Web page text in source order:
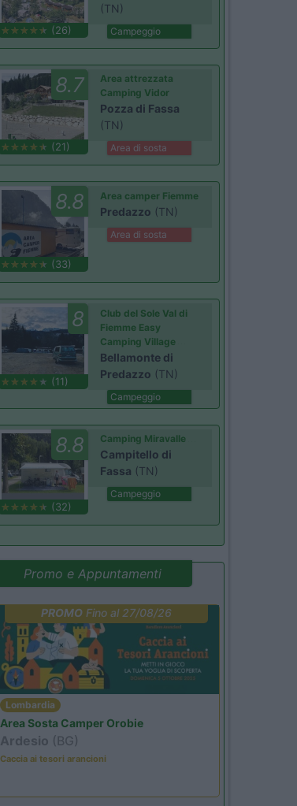
(26)
(TN)
Campeggio
8.7
(21)
Area attrezzata
Camping Vidor
Pozza di Fassa
(TN)
Area di sosta
8.8
(33)
Area camper Fiemme
Predazzo (TN)
Area di sosta
8
(11)
Club del Sole Val di
Fiemme Easy
Camping Village
Bellamonte di
Predazzo (TN)
Campeggio
8.8
(32)
Camping Miravalle
Campitello di
Fassa (TN)
Campeggio
Promo e Appuntamenti
PROMOFino al 27/08/26
Lombardia
Area Sosta Camper Orobie
Ardesio (BG)
Caccia ai tesori arancioni